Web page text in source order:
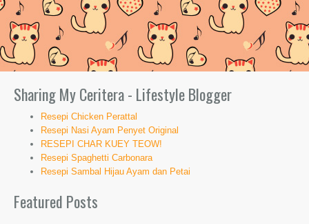
Sharing My Ceritera - Lifestyle Blogger
Resepi Chicken Perattal
Resepi Nasi Ayam Penyet Original
RESEPI CHAR KUEY TEOW!
Resepi Spaghetti Carbonara
Resepi Sambal Hijau Ayam dan Petai
Featured Posts